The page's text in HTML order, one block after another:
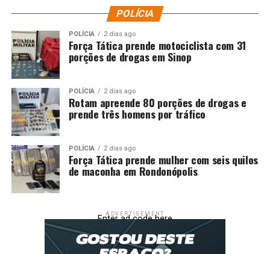
POLÍCIA
POLÍCIA 2 dias ago
Força Tática prende motociclista com 31
porções de drogas em Sinop
POLÍCIA 2 dias ago
Rotam apreende 80 porções de drogas e
prende três homens por tráfico
POLÍCIA 2 dias ago
Força Tática prende mulher com seis quilos
de maconha em Rondonópolis
ADVERTISEMENT
Enter ad code here